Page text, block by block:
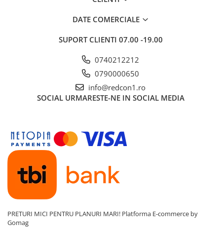
Utilaje& masini pentru constructii
DATE COMERCIALE
SUPORT CLIENTI 07.00 -19.00
0740212212
0790000650
info@redcon1.ro
SOCIAL URMARESTE-NE IN SOCIAL MEDIA
PRETURI MICI PENTRU PLANURI MARI! Platforma E-commerce by
Gomag